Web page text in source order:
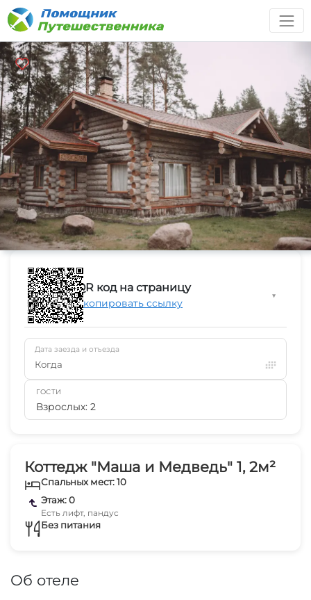
Коттедж "Маша и Медведь" 1, 2м²
Спальных мест: 10
Этаж: 0
Есть лифт, пандус
Без питания
Об отеле
QR код на страницу
Скопировать ссылку
▼
Дата заезда и отъезда
Когда
ГОСТИ
Взрослых: 2